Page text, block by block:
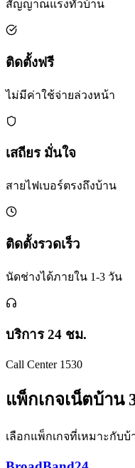
สัญญาณแรงทั่วบ้าน
ติดตั้งฟรี
ไม่มีค่าใช้จ่ายล่วงหน้า
เสถียร มั่นใจ
สายไฟเบอร์ตรงถึงบ้าน
ติดตั้งรวดเร็ว
นัดช่างได้ภายใน 1-3 วัน
บริการ 24 ชม.
Call Center 1530
แพ็กเกจเน็ตบ้าน
เลือกแพ็กเกจที่เหมาะกับ